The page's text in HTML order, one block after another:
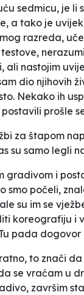
sedmicu, je li
a tako je
razreda,
ali nastojim
dio njihovih
Nekako ih
postavili prošle
za štapom
su samo legli
gradivom i
smo počeli,
su im se
koreografiju i
pada
to znači
se vraćam u
završim